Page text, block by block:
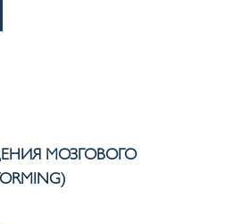
МОЗГОВОГО